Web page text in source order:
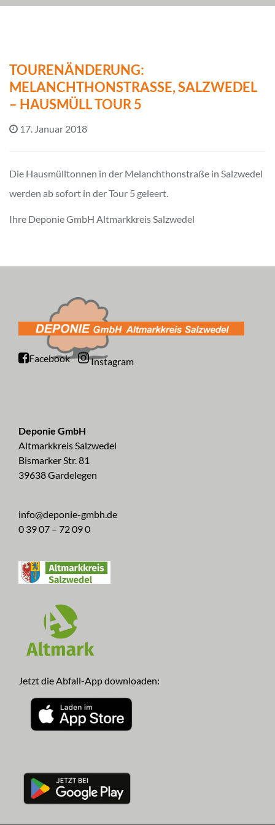
TOURENÄNDERUNG:
MELANCHTHONSTRASSE, SALZWEDEL –
HAUSMÜLL TOUR 5
17. Januar 2018
Die Hausmülltonnen in der Melanchthonstraße in Salzwedel
werden ab sofort in der Tour 5 geleert.
Ihre Deponie GmbH Altmarkkreis Salzwedel
Facebook Instagram
Deponie GmbH
Altmarkkreis Salzwedel
Bismarker Str. 81
39638 Gardelegen
info@deponie-gmbh.de
0 39 07 – 72 09 0
Jetzt die Abfall-App downloaden: